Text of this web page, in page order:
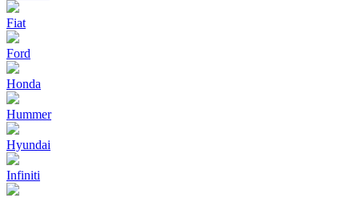
Fiat
Ford
Honda
Hummer
Hyundai
Infiniti